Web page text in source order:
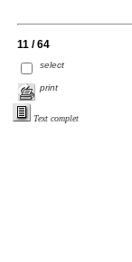
11 / 64
select
print
Text complet